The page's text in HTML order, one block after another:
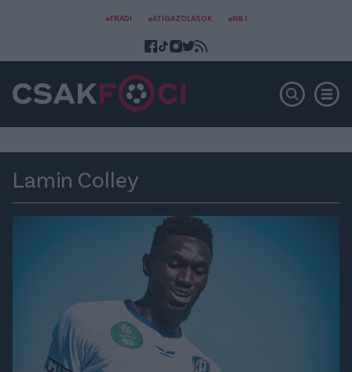
#FRADI #ÁTIGAZOLÁSOK #NB I
Lamin Colley